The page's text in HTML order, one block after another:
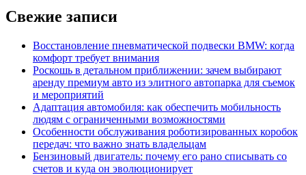
Свежие записи
Восстановление пневматической подвески BMW: когда
комфорт требует внимания
Роскошь в детальном приближении: зачем выбирают
аренду премиум авто из элитного автопарка для съемок
и мероприятий
Адаптация автомобиля: как обеспечить мобильность
людям с ограниченными возможностями
Особенности обслуживания роботизированных коробок
передач: что важно знать владельцам
Бензиновый двигатель: почему его рано списывать со
счетов и куда он эволюционирует